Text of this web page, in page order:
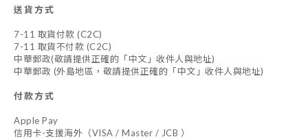
送貨方式
7-11 取貨付款 (C2C)
7-11 取貨不付款 (C2C)
中華郵政(敬請提供正確的「中文」收件人與地址)
中華郵政 (外島地區，敬請提供正確的「中文」收件人與地址)
付款方式
Apple Pay
信用卡-支援海外（VISA / Master / JCB ）